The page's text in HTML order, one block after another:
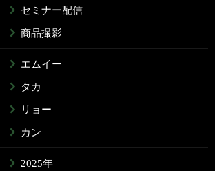
セミナー配信
商品撮影
エムイー
タカ
リョー
カン
2025年